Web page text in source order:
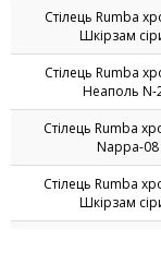
Ціни
Назва
Стілець Roni-D
Стілець Rumba
Шкірзам
Стілець Rumba